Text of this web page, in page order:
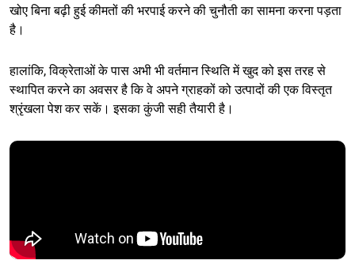
खोए बिना बढ़ी हुई कीमतों की भरपाई करने की चुनौती का सामना करना पड़ता
है।
हालांकि, विक्रेताओं के पास अभी भी वर्तमान स्थिति में खुद को इस तरह से
स्थापित करने का अवसर है कि वे अपने ग्राहकों को उत्पादों की एक विस्तृत
श्रृंखला पेश कर सकें। इसका कुंजी सही तैयारी है।